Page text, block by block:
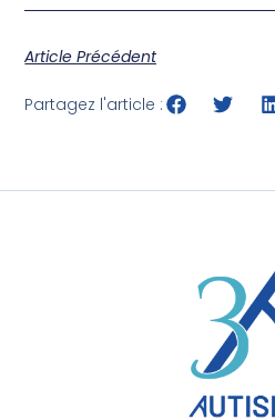
Article Précédent
Partagez l'article :